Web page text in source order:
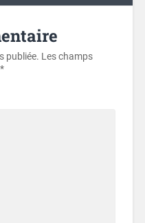
publiée. Les champs
*